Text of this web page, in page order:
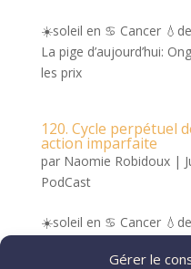
Gérer le
☀️soleil en ♋️ Cancer
La pige d’aujourd’hui:
les prix
120. Cycle perpétuel
action imparfaite
par Naomie Robidoux|
PodCast
☀️soleil en ♋️ Cancer
Poivre noir Voir les prix